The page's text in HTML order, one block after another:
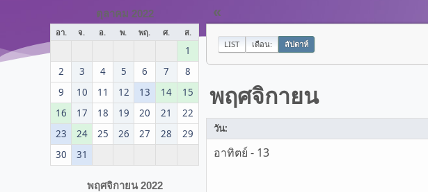
ตุลาคม 2022
อา. จ. อ. พ. พฤ. ศ. ส.
1
2
3 4 5 6 7
8
9
10 11 12 13 14
15
16
17 18 19 20 21
22
23
24 25 26 27 28
29
30
31
พฤศจิกายน 2022
«
LIST เดือน: สัปดาห์
พฤศจิกายน
วัน:
อาทิตย์ - 13